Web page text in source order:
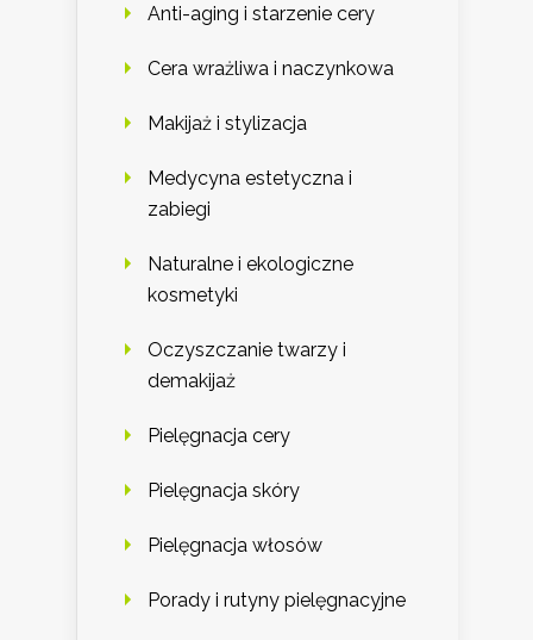
Anti-aging i starzenie cery
Cera wrażliwa i naczynkowa
Makijaż i stylizacja
Medycyna estetyczna i
zabiegi
Naturalne i ekologiczne
kosmetyki
Oczyszczanie twarzy i
demakijaż
Pielęgnacja cery
Pielęgnacja skóry
Pielęgnacja włosów
Porady i rutyny pielęgnacyjne